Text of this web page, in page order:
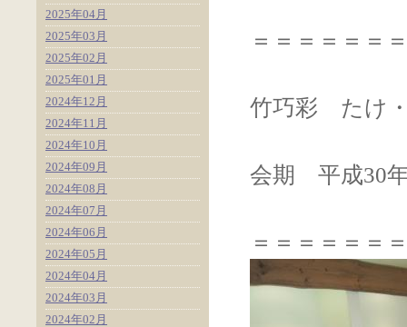
＝＝＝＝＝＝
竹巧彩 たけ
会期 平成30年
＝＝＝＝＝＝
2025年04月
2025年03月
2025年02月
2025年01月
2024年12月
2024年11月
2024年10月
2024年09月
2024年08月
2024年07月
2024年06月
2024年05月
2024年04月
2024年03月
2024年02月